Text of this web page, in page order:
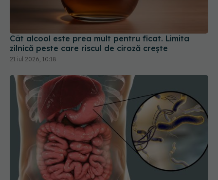
Cât alcool este prea mult pentru ficat. Limita
zilnică peste care riscul de ciroză crește
21 iul 2026, 10:18